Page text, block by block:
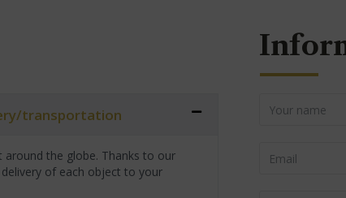
transportation
around the globe. Thanks to our
of each object to your